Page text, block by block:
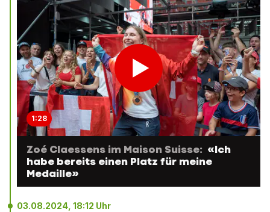
1:28
Zoé Claessens im Maison Suisse: «Ich
habe bereits einen Platz für meine
Medaille»
03.08.2024, 18:12 Uhr